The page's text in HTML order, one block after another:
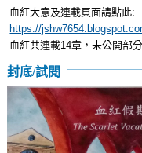
血紅大意及連載頁面請點此:
https://
血紅共連載14章，未公開部
封底/試閱